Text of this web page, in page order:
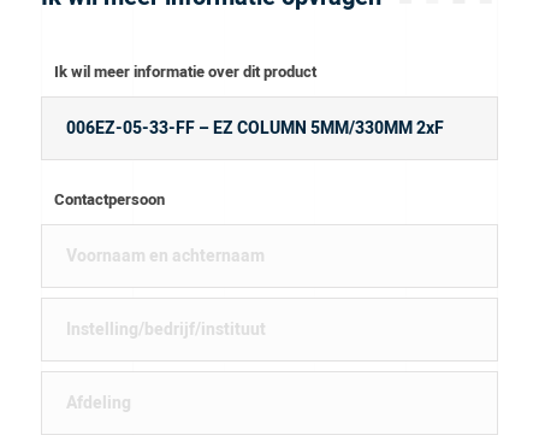
Ik wil meer informatie over dit product
Contactpersoon